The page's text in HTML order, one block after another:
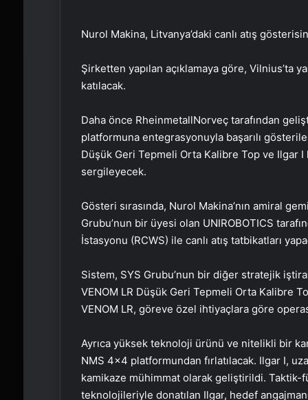
Nurol Makina, Litvanya’daki canlı atış
Şirketten yapılan açıklamaya göre, Vilnius’ta
katılacak.
Daha önce RheinmetallNorveç tarafından
platformuna entegrasyonuyla başarılı
Düşük Geri Tepmeli Orta Kalibre Top ve Ilgar
sergileyecek.
Gösteri sırasında, Nurol Makina’nın amiral
Grubu’nun bir üyesi olan UNIROBOTICS
İstasyonu (RCWS) ile canlı atış tatbikatları
Sistem, SYS Grubu’nun bir diğer stratejik
VENOM LR Düşük Geri Tepmeli Orta Kalibre
VENOM LR, göreve özel ihtiyaçlara göre
Ayrıca yüksek teknoloji ürünü ve nitelikli bir
NMS 4×4 platformundan fırlatılacak. Ilgar I,
kamikaze mühimmat olarak geliştirildi. Taktik-
teknolojileriyle donatılan Ilgar, hedef